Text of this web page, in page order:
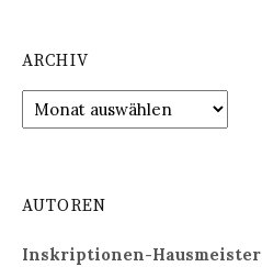
ARCHIV
Archiv
AUTOREN
Inskriptionen-Hausmeister